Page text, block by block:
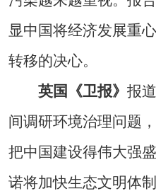
显中国将经济发展重
转移的决心。
英国《卫报》 报
间调研环境治理问题
把中国建设得伟大强
诺将加快生态文明体